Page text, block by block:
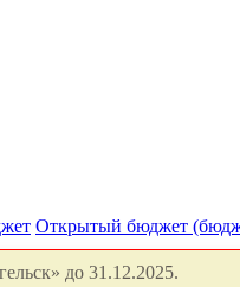
Открытый бюджет
до 31.12.2025.